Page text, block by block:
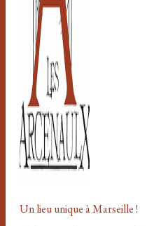
Un lieu unique à Marseille !